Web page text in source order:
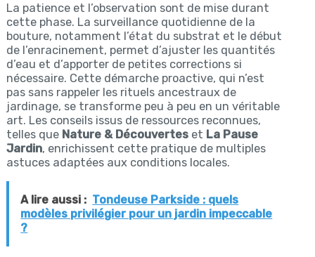
La patience et l’observation sont de mise durant
cette phase. La surveillance quotidienne de la
bouture, notamment l’état du substrat et le début
de l’enracinement, permet d’ajuster les quantités
d’eau et d’apporter de petites corrections si
nécessaire. Cette démarche proactive, qui n’est
pas sans rappeler les rituels ancestraux de
jardinage, se transforme peu à peu en un véritable
art. Les conseils issus de ressources reconnues,
telles que Nature & Découverteset La Pause
Jardin, enrichissent cette pratique de multiples
astuces adaptées aux conditions locales.
A lire aussi : Tondeuse Parkside : quels
modèles privilégier pour un jardin impeccable
?